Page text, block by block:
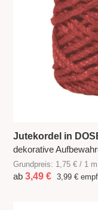
Jutekordel in
dekorative
Grundpreis: 1,75 € / 1 m
ab 3,49 € 3,99 €